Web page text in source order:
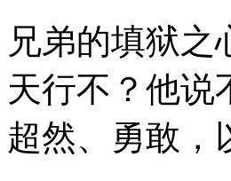
兄弟的填狱
天行不？他说
超然、勇敢，